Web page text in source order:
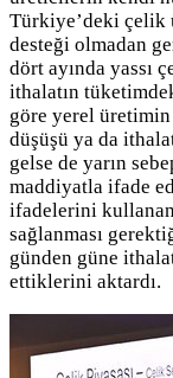
Türkiye’deki çelik
desteği olmadan
dört ayında yassı
ithalatın
göre yerel
düşüşü ya da
gelse de yarın
maddiyatla ifade
ifadelerini
sağlanması
günden güne
ettiklerini aktardı.